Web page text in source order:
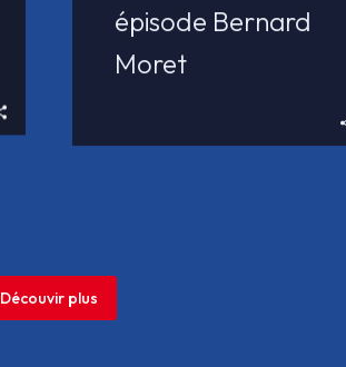
épisode Bernard
Moret
Découvir plus